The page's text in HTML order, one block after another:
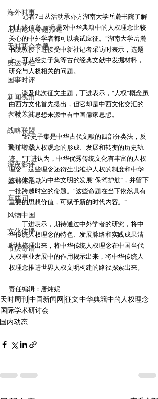
海外时事
尼山论坛专题报道
天时两会专题
奥运专栏
国事时评
新闻视角
天时关注
战略联盟
天时转载
深夜影评
图书馆活动
东西问
风物中国
文化传播
节庆寄语
记者7日从活动承办方湖南大学岳麓书院了解
到上述信息。“凡是对中华典籍中的人权理念比较
关心的中外学者都可以尝试应征。”湖南大学岳麓
书院教授丁进接受中新社记者采访时表示，选题
上，可从经史子集等古代经典文献中发掘材料，
研究与人权相关的问题。
谈及此次征文主题，丁进表示，“人权”概念虽
由西方文化首先提出，但它却是中西文化交汇的
产物，其思想来源中有中国儒家思想。
“经史子集是中华古代文献的四部分类法，反
映了中华人权观念的形成、发展和转变的历史轨
迹。”丁进认为，中华优秀传统文化有丰富的人权
理念，这些理念还衍生出维护人权的制度和中华
法律体系，为中华文明的发展“保驾护航”，并留下
一批跨越时空的命题。“这些命题在当下依然具有
重要的思想价值，可赋予新的时代内容。”
丁进表示，期待通过中外学者的研究，将中
华传统人权理念的特色、发展脉络和实践成果清
晰地梳理出来，将中华传统人权理念在中国当代
人权事业发展中的作用揭示出来，将中华传统人
权理念推进世界人权文明构建的路径探索出来。
责任编辑：唐炜妮
天时周刊 中国新闻网征文中华典籍中的人权理念
国际学术研讨会
国内动态